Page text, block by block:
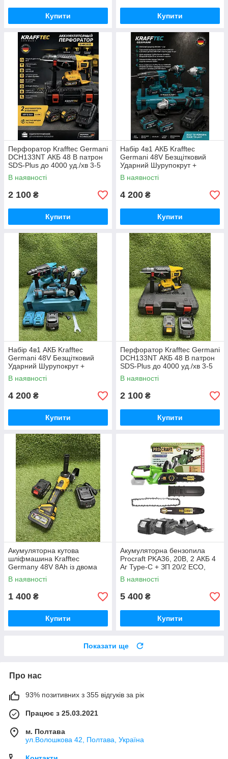
Купити Купити
Перфоратор Krafftec Germani
DCH133NT АКБ 48 В патрон
SDS-Plus до 4000 уд./хв 3-5
Дж
В наявності
2 100 ₴
Купити
Набір 4в1 АКБ Krafftec
Germani 48V Безщітковий
Ударний Шурупокрут +
Перфоратор + Болгарка +
Гайковерт Набір 4в1
Німеччина Синій
В наявності
4 200 ₴
Купити
Набір 4в1 АКБ Krafftec
Germani 48V Безщітковий
Ударний Шурупокрут +
Перфоратор + Болгарка +
Гайковерт Набір 4в1
Німеччина Синій
В наявності
4 200 ₴
Купити
Перфоратор Krafftec Germani
DCH133NT АКБ 48 В патрон
SDS-Plus до 4000 уд./хв 3-5
Дж
В наявності
2 100 ₴
Купити
Акумуляторна кутова
шліфмашина Krafftec
Germany 48V 8Ah із двома
акумуляторами безщітковим
двигуном диском 125 мм БЕЗ
КЕЙСУ
В наявності
1 400 ₴
Купити
Акумуляторна бензопила
Procraft PKA36, 20В, 2 АКБ 4
Аг Type-C + ЗП 20/2 ECO,
шина 250 мм Німеччина
В наявності
5 400 ₴
Купити
Показати ще
Про нас
93% позитивних з 355 відгуків за рік
Працює з 25.03.2021
м. Полтава
ул.Волошкова 42, Полтава, Україна